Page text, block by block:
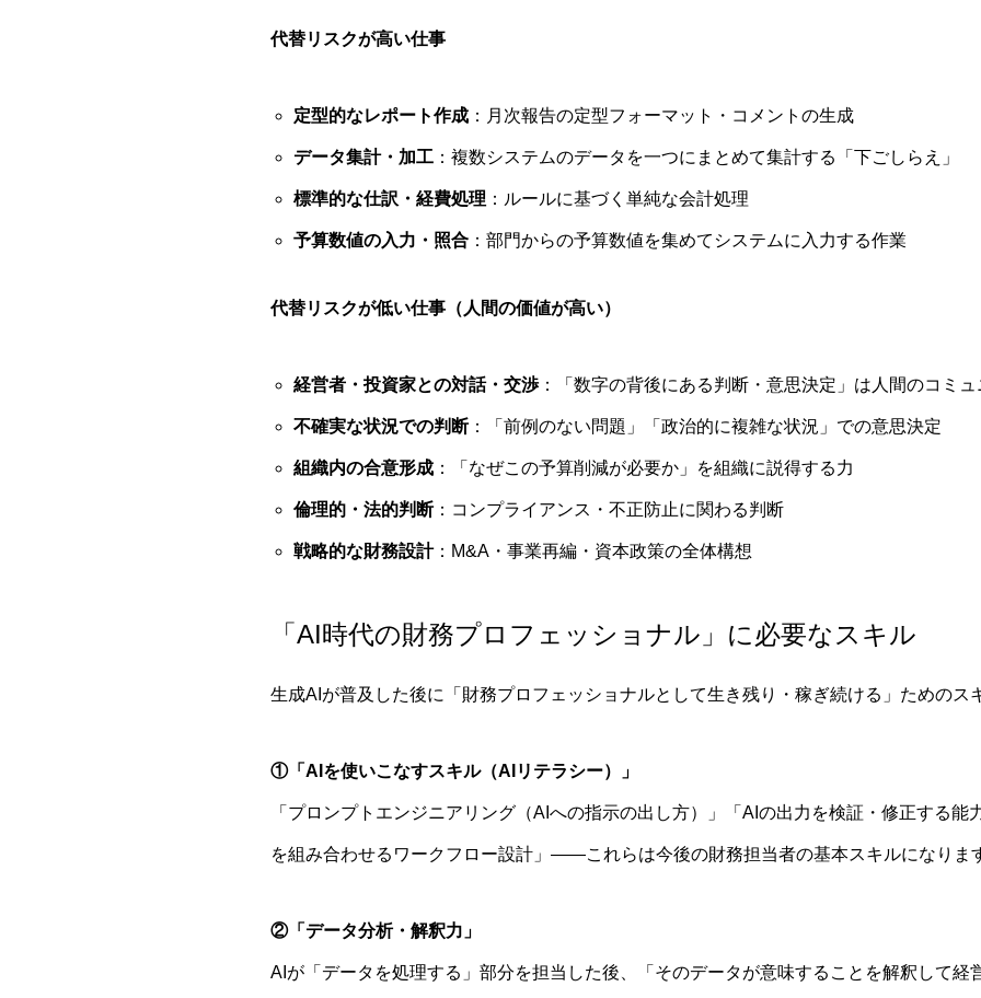
代替リスクが高い仕事
定型的なレポート作成：月次報告の定型フォーマット・コメントの生成
データ集計・加工：複数システムのデータを一つにまとめて集計する「下ごしらえ」
標準的な仕訳・経費処理 ：ルールに基づく単純な会計処理
予算数値の入力・照合：部門からの予算数値を集めてシステムに入力する作業
代替リスクが低い仕事（人間の価値が高い）
経営者・投資家との対話・交渉：「数字の背後にある判断・意思決定」は人間のコミ
不確実な状況での判断：「前例のない問題」「政治的に複雑な状況」での意思決定
組織内の合意形成：「なぜこの予算削減が必要か」を組織に説得する力
倫理的・法的判断：コンプライアンス・不正防止に関わる判断
戦略的な財務設計：M&A・事業再編・資本政策の全体構想
「AI時代の財務プロフェッショナル」に必要なスキル
生成AIが普及した後に「財務プロフェッショナルとして生き残り・稼ぎ続ける」ためのス
①「AIを使いこなすスキル（AIリテラシー）」
「プロンプトエンジニアリング（AIへの指示の出し方）」「AIの出力を検証・修正する能
を組み合わせるワークフロー設計」——これらは今後の財務担当者の基本スキルになりま
②「データ分析・解釈力」
AIが「データを処理する」部分を担当した後、「そのデータが意味することを解釈して経